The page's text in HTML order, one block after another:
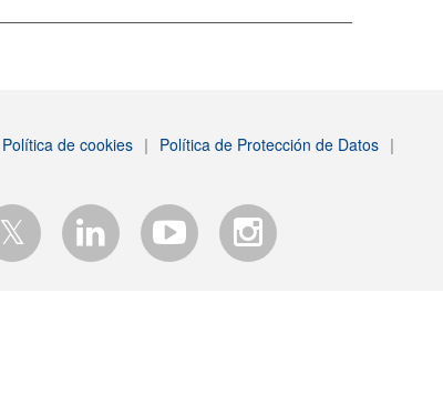
Política de cookies | Política de Protección de Datos |
𝕏